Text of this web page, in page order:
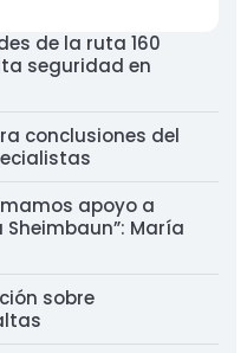
de la ruta 160
seguridad en
conclusiones del
apoyo a
María
sobre